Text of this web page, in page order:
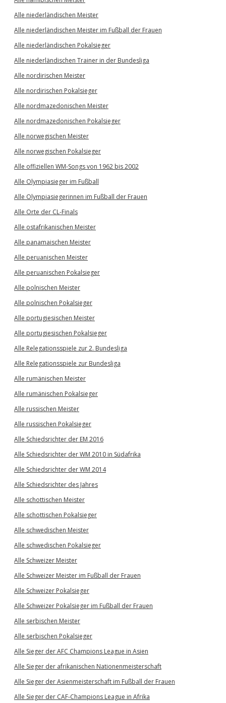
Alle niederländischen Meister
Alle niederländischen Meister im Fußball der Frauen
Alle niederländischen Pokalsieger
Alle niederländischen Trainer in der Bundesliga
Alle nordirischen Meister
Alle nordirischen Pokalsieger
Alle nordmazedonischen Meister
Alle nordmazedonischen Pokalsieger
Alle norwegischen Meister
Alle norwegischen Pokalsieger
Alle offiziellen WM-Songs von 1962 bis 2002
Alle Olympiasieger im Fußball
Alle Olympiasiegerinnen im Fußball der Frauen
Alle Orte der CL-Finals
Alle ostafrikanischen Meister
Alle panamaischen Meister
Alle peruanischen Meister
Alle peruanischen Pokalsieger
Alle polnischen Meister
Alle polnischen Pokalsieger
Alle portugiesischen Meister
Alle portugiesischen Pokalsieger
Alle Relegationsspiele zur 2. Bundesliga
Alle Relegationsspiele zur Bundesliga
Alle rumänischen Meister
Alle rumänischen Pokalsieger
Alle russischen Meister
Alle russischen Pokalsieger
Alle Schiedsrichter der EM 2016
Alle Schiedsrichter der WM 2010 in Südafrika
Alle Schiedsrichter der WM 2014
Alle Schiedsrichter des Jahres
Alle schottischen Meister
Alle schottischen Pokalsieger
Alle schwedischen Meister
Alle schwedischen Pokalsieger
Alle Schweizer Meister
Alle Schweizer Meister im Fußball der Frauen
Alle Schweizer Pokalsieger
Alle Schweizer Pokalsieger im Fußball der Frauen
Alle serbischen Meister
Alle serbischen Pokalsieger
Alle Sieger der AFC Champions League in Asien
Alle Sieger der afrikanischen Nationenmeisterschaft
Alle Sieger der Asienmeisterschaft im Fußball der Frauen
Alle Sieger der CAF-Champions League in Afrika